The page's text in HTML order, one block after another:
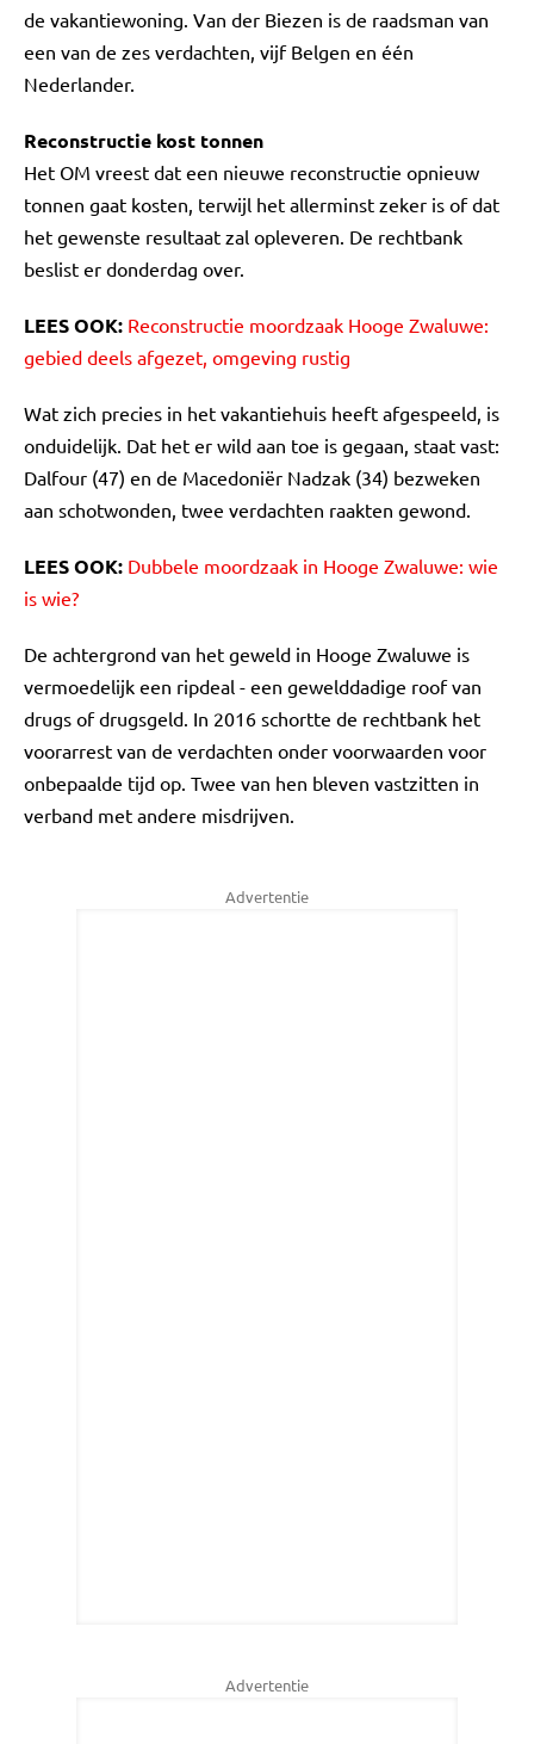
de vakantiewoning. Van der Biezen is de raadsman van
een van de zes verdachten, vijf Belgen en één
Nederlander.
Reconstructie kost tonnen
Het OM vreest dat een nieuwe reconstructie opnieuw
tonnen gaat kosten, terwijl het allerminst zeker is of dat
het gewenste resultaat zal opleveren. De rechtbank
beslist er donderdag over.
LEES OOK: Reconstructie moordzaak Hooge Zwaluwe:
gebied deels afgezet, omgeving rustig
Wat zich precies in het vakantiehuis heeft afgespeeld, is
onduidelijk. Dat het er wild aan toe is gegaan, staat vast:
Dalfour (47) en de Macedoniër Nadzak (34) bezweken
aan schotwonden, twee verdachten raakten gewond.
LEES OOK: Dubbele moordzaak in Hooge Zwaluwe: wie
is wie?
De achtergrond van het geweld in Hooge Zwaluwe is
vermoedelijk een ripdeal - een gewelddadige roof van
drugs of drugsgeld. In 2016 schortte de rechtbank het
voorarrest van de verdachten onder voorwaarden voor
onbepaalde tijd op. Twee van hen bleven vastzitten in
verband met andere misdrijven.
Advertentie
Advertentie